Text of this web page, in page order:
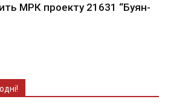
МРК пpoeкту 21631 “Буян-